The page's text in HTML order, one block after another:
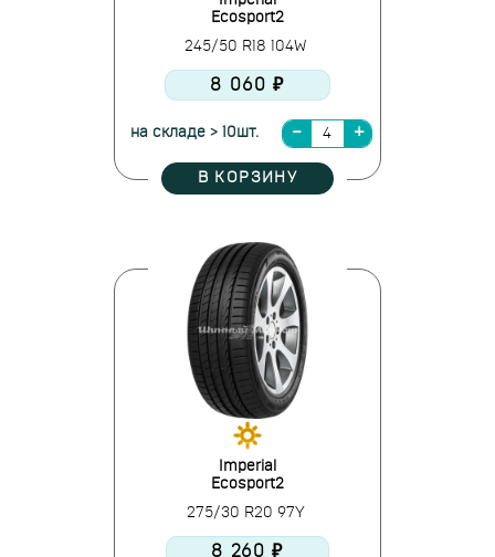
Ecosport2
245/50 R18 104W
8 060 ₽
на складе > 10шт.
В КОРЗИНУ
Imperial
Ecosport2
275/30 R20 97Y
8 260 ₽